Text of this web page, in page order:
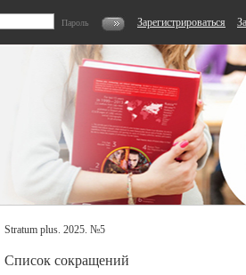
Пароль Зарегистрироваться
Stratum plus. 2025. №5
Список сокращений